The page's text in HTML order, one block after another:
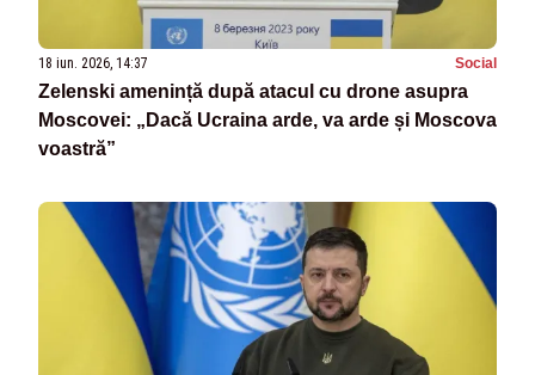
18 iun. 2026, 14:37 Social
Zelenski amenință după atacul cu drone asupra
Moscovei: „Dacă Ucraina arde, va arde și Moscova
voastră”